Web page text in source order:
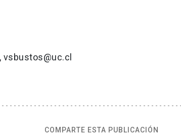
COMPARTE ESTA PUBLICACIÓN